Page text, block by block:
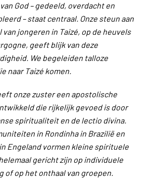
God – gedeeld, overdacht en
– staat centraal. Onze steun aan
van jongeren in Taizé, op de heuvels
geeft blijk van deze
We begeleiden talloze
naar Taizé komen.
onze zuster een apostolische
die rijkelijk gevoed is door
spiritualiteit en de lectio divina.
in Rondinha in Brazilië en
Engeland vormen kleine spirituele
gericht zijn op individuele
of op het onthaal van groepen.